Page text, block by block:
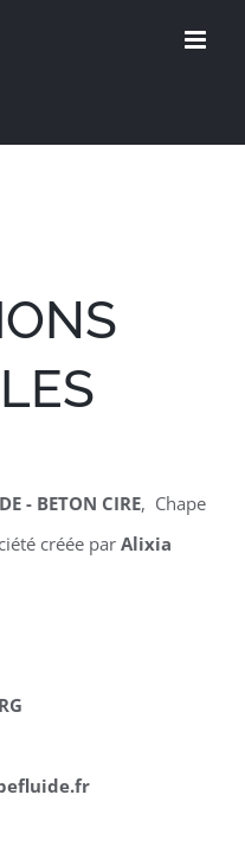
- BETON CIRE, Chape
créée par Alixia